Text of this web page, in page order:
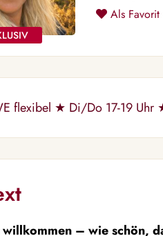
Als
flexibel ★ Di/Do 17-19 Uhr
– wie schön,